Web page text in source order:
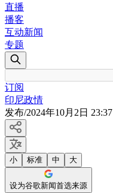
直播
播客
互动新闻
专题
订阅
印尼政情
发布/2024年10月2日 23:37
小 标准 中 大
设为谷歌新闻首选来源